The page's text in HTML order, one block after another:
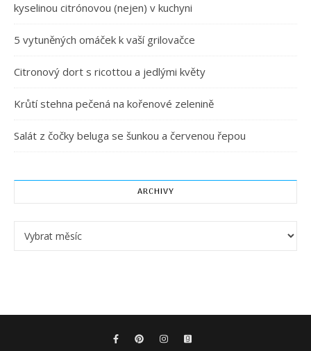
kyselinou citrónovou (nejen) v kuchyni
5 vytuněných omáček k vaší grilovačce
Citronový dort s ricottou a jedlými květy
Krůtí stehna pečená na kořenové zelenině
Salát z čočky beluga se šunkou a červenou řepou
ARCHIVY
Archivy